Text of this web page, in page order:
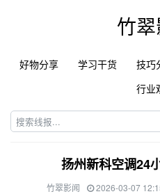
竹
好物分享 学习干货 技巧
行业
扬州新科空调24
竹翠影闻 2026-03-07